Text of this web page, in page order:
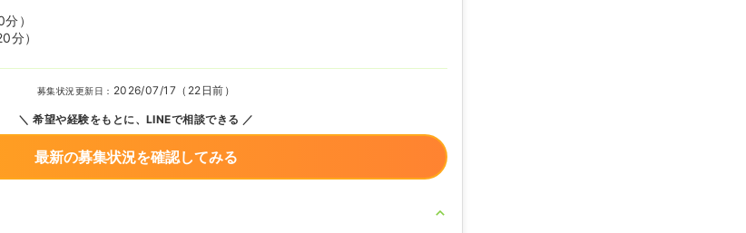
）
分）
募集状況更新日： 2026/07/17（22日前）
希望や経験をもとに、LINEで相談できる
最新の募集状況を確認してみる